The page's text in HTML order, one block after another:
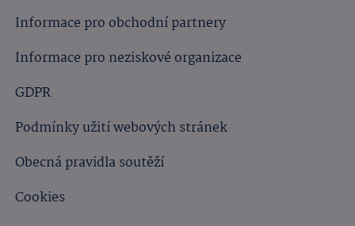
Informace pro obchodní partnery
Informace pro neziskové organizace
GDPR
Podmínky užití webových stránek
Obecná pravidla soutěží
Cookies